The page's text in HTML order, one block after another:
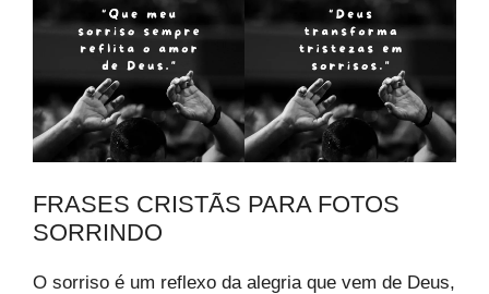
FRASES CRISTÃS PARA FOTOS
SORRINDO
O sorriso é um reflexo da alegria que vem de Deus,